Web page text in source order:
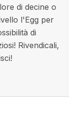
di decine o
l'Egg per
di
Rivendicali,